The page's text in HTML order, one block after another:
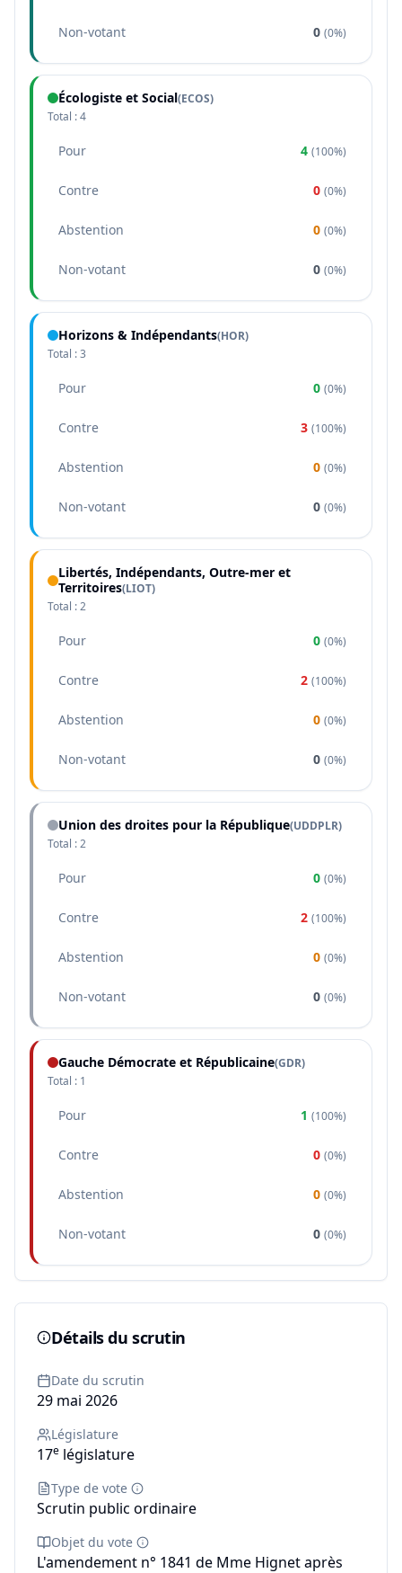
Non-votant 0 (0%)
Écologiste et Social(ECOS)
Total :4
Pour 4 (100%)
Contre 0 (0%)
Abstention 0 (0%)
Non-votant 0 (0%)
Horizons & Indépendants(HOR)
Total :3
Pour 0 (0%)
Contre 3 (100%)
Abstention 0 (0%)
Non-votant 0 (0%)
Libertés, Indépendants, Outre-mer et
Territoires(LIOT)
Total :2
Pour 0 (0%)
Contre 2 (100%)
Abstention 0 (0%)
Non-votant 0 (0%)
Union des droites pour la République(UDDPLR)
Total :2
Pour 0 (0%)
Contre 2 (100%)
Abstention 0 (0%)
Non-votant 0 (0%)
Gauche Démocrate et Républicaine(GDR)
Total : 1
Pour 1 (100%)
Contre 0 (0%)
Abstention 0 (0%)
Non-votant 0 (0%)
Détails du scrutin
Date du scrutin
29 mai 2026
Législature
17e législature
Type de vote
Scrutin public ordinaire
Objet du vote
L'amendement n° 1841 de Mme Hignet après